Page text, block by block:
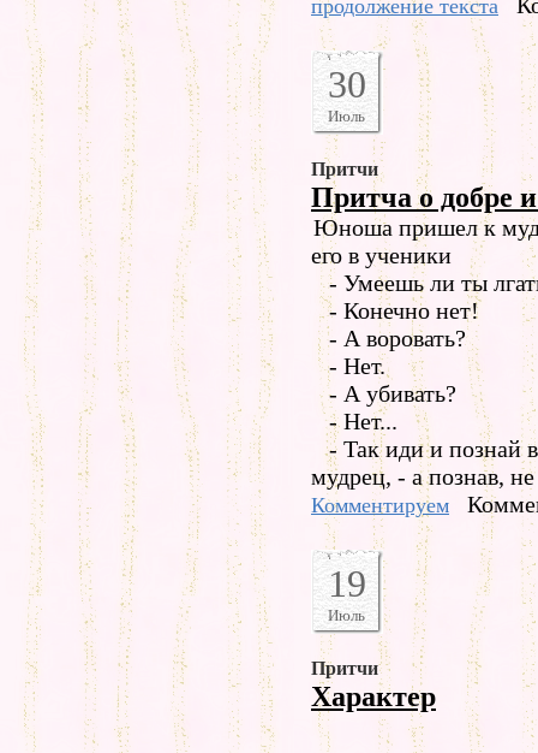
продолжение текста
30
Июль
Притчи
Притча о добре
Юноша пришел к
его в ученики
- Умеешь ли ты
- Конечно нет!
- А воровать?
- Нет.
- А убивать?
- Нет...
- Так иди и познай
мудрец, - а познав,
Комментируем
19
Июль
Притчи
Характер